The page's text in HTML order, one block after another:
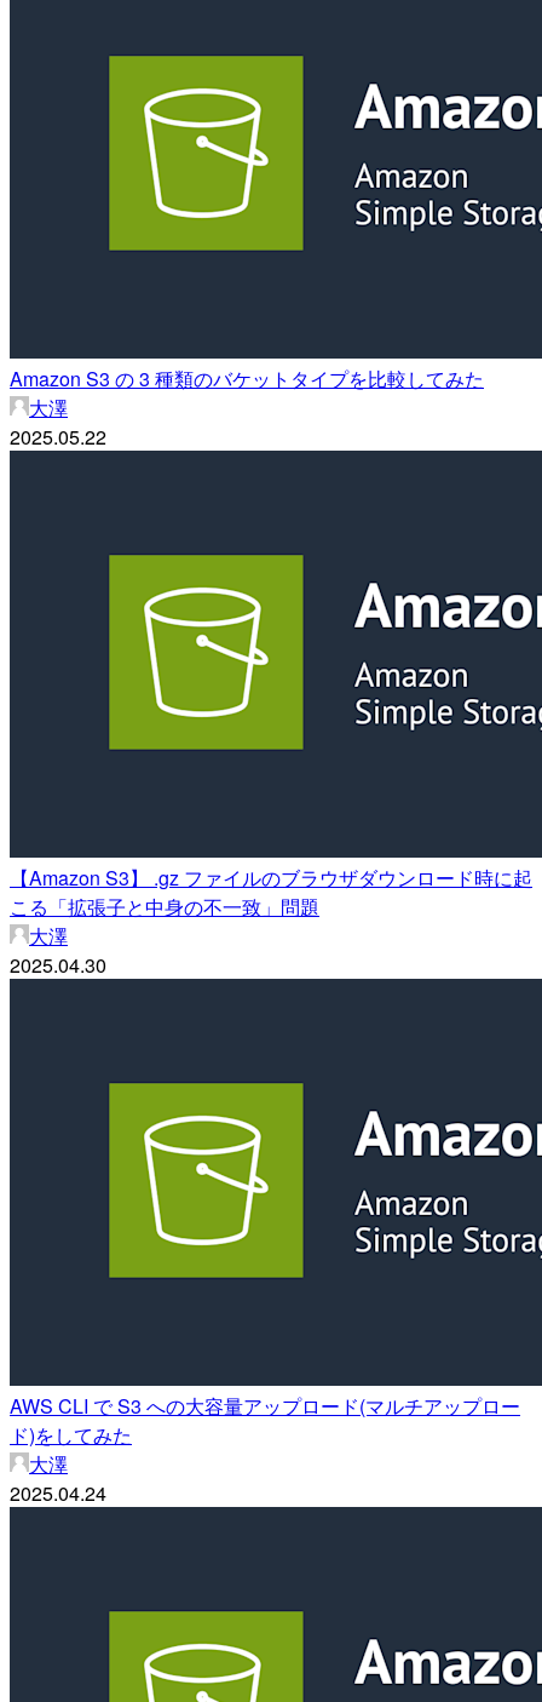
Amazon S3 の 3 種類のバケットタイプを比較してみた
大澤
2025.05.22
【Amazon S3】 .gz ファイルのブラウザダウンロード時に起
こる「拡張子と中身の不一致」問題
大澤
2025.04.30
AWS CLI で S3 への大容量アップロード(マルチアップロー
ド)をしてみた
大澤
2025.04.24